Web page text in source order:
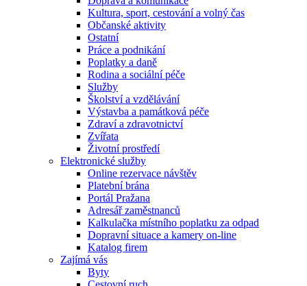
Kultura, sport, cestování a volný čas
Občanské aktivity
Ostatní
Práce a podnikání
Poplatky a daně
Rodina a sociální péče
Služby
Školství a vzdělávání
Výstavba a památková péče
Zdraví a zdravotnictví
Zvířata
Životní prostředí
Elektronické služby
Online rezervace návštěv
Platební brána
Portál Pražana
Adresář zaměstnanců
Kalkulačka místního poplatku za odpad
Dopravní situace a kamery on-line
Katalog firem
Zajímá vás
Byty